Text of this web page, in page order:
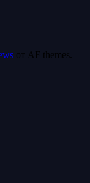
от AF themes.